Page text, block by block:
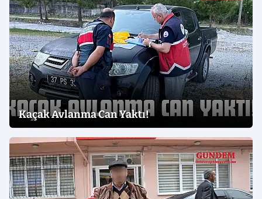
Kaçak Avlanma Can Yaktı!